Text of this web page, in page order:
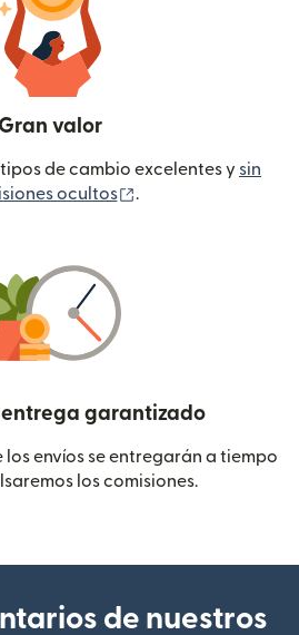
Gran valor
de cambio excelentes y sin
ocultos
.
entrega garantizado
los envíos se entregarán a tiempo
los comisiones.
de nuestros